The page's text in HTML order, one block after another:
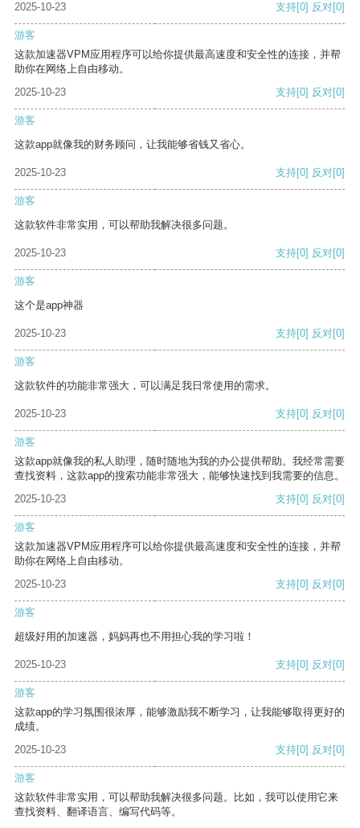
2025-10-23
支持[0] 反对[0]
游客
这款加速器VPM应用程序可以给你提供最高速度和安全性的连接，并帮
助你在网络上自由移动。
2025-10-23
支持[0] 反对[0]
游客
这款app就像我的财务顾问，让我能够省钱又省心。
2025-10-23 支持[0] 反对[0]
游客
这款软件非常实用，可以帮助我解决很多问题。
2025-10-23 支持[0] 反对[0]
游客
这个是app神器
2025-10-23 支持[0] 反对[0]
游客
这款软件的功能非常强大，可以满足我日常使用的需求。
2025-10-23 支持[0] 反对[0]
游客
这款app就像我的私人助理，随时随地为我的办公提供帮助。我经常需要
查找资料，这款app的搜索功能非常强大，能够快速找到我需要的信息。
2025-10-23
支持[0] 反对[0]
游客
这款加速器VPM应用程序可以给你提供最高速度和安全性的连接，并帮
助你在网络上自由移动。
2025-10-23
支持[0] 反对[0]
游客
超级好用的加速器，妈妈再也不用担心我的学习啦！
2025-10-23 支持[0] 反对[0]
游客
这款app的学习氛围很浓厚，能够激励我不断学习，让我能够取得更好的
成绩。
2025-10-23
支持[0] 反对[0]
游客
这款软件非常实用，可以帮助我解决很多问题。比如，我可以使用它来
查找资料、翻译语言、编写代码等。